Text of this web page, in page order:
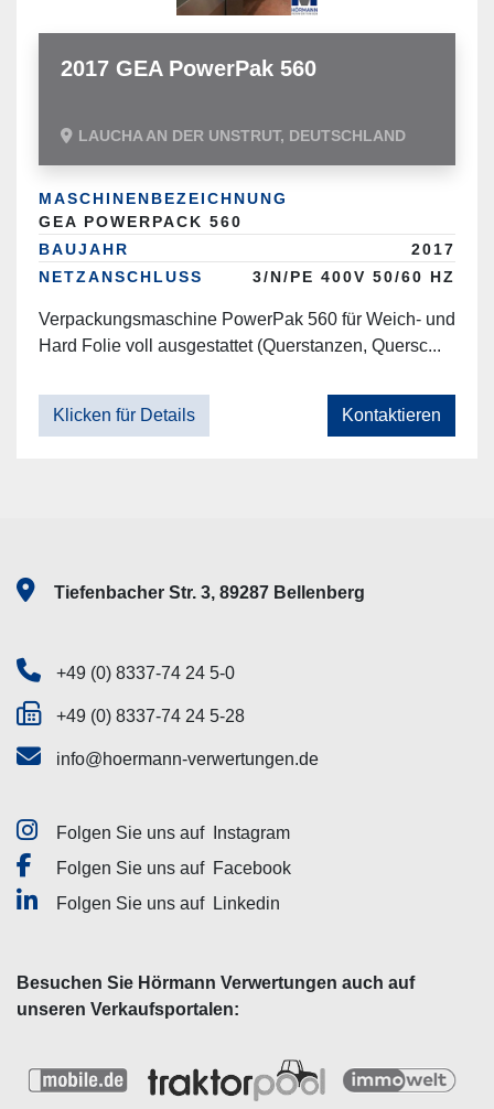
2017 GEA PowerPak 560
LAUCHA AN DER UNSTRUT, DEUTSCHLAND
MASCHINENBEZEICHNUNG
GEA POWERPACK 560
BAUJAHR
2017
NETZANSCHLUSS
3/N/PE 400V 50/60 HZ
Verpackungsmaschine PowerPak 560 für Weich- und
Hard Folie voll ausgestattet (Querstanzen, Quersc...
Klicken für Details Kontaktieren
Tiefenbacher Str. 3, 89287 Bellenberg
+49 (0) 8337-74 24 5-0
+49 (0) 8337-74 24 5-28
info@hoermann-verwertungen.de
Folgen Sie uns auf
Instagram
Folgen Sie uns auf Facebook
Folgen Sie uns auf
Linkedin
Besuchen Sie Hörmann Verwertungen auch auf
unseren Verkaufsportalen: